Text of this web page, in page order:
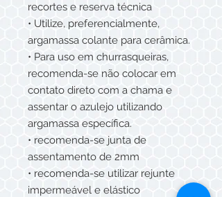
recortes e reserva técnica
• Utilize, preferencialmente,
argamassa colante para cerâmica.
• Para uso em churrasqueiras,
recomenda-se não colocar em
contato direto com a chama e
assentar o azulejo utilizando
argamassa específica.
• recomenda-se junta de
assentamento de 2mm
• recomenda-se utilizar rejunte
impermeável e elástico